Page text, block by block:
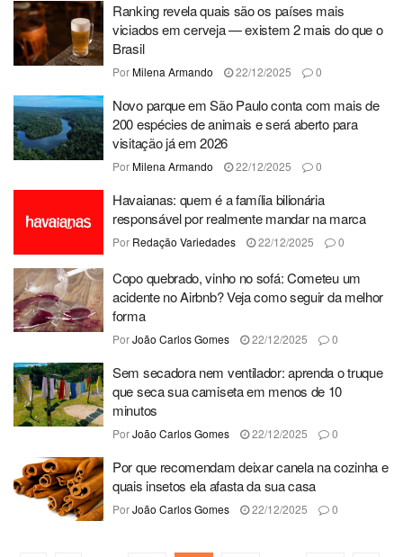
Ranking revela quais são os países mais
viciados em cerveja — existem 2 mais do que o
Brasil
PorMilena Armando 22/12/2025 0
Novo parque em São Paulo conta com mais de
200 espécies de animais e será aberto para
visitação já em 2026
PorMilena Armando 22/12/2025 0
Havaianas: quem é a família bilionária
responsável por realmente mandar na marca
Por Redação Variedades 22/12/2025 0
Copo quebrado, vinho no sofá: Cometeu um
acidente no Airbnb? Veja como seguir da melhor
forma
PorJoão Carlos Gomes 22/12/2025 0
Sem secadora nem ventilador: aprenda o truque
que seca sua camiseta em menos de 10
minutos
PorJoão Carlos Gomes 22/12/2025 0
Por que recomendam deixar canela na cozinha e
quais insetos ela afasta da sua casa
PorJoão Carlos Gomes 22/12/2025 0